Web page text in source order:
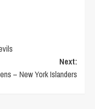
Next:
– New York Islanders